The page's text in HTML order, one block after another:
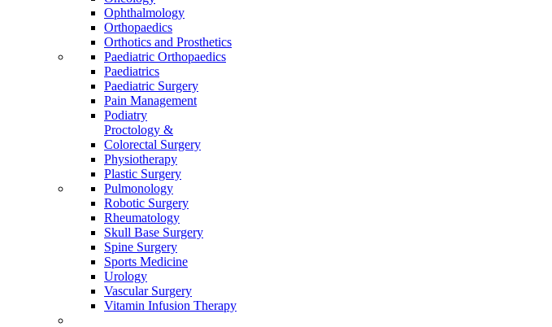
Ophthalmology
Orthopaedics
Orthotics and Prosthetics
Paediatric Orthopaedics
Paediatrics
Paediatric Surgery
Pain Management
Podiatry
Proctology &
Colorectal Surgery
Physiotherapy
Plastic Surgery
Pulmonology
Robotic Surgery
Rheumatology
Skull Base Surgery
Spine Surgery
Sports Medicine
Urology
Vascular Surgery
Vitamin Infusion Therapy